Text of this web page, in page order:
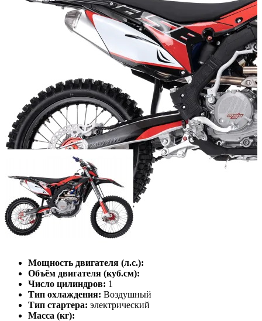
Мощность двигателя (л.с.):
Объём двигателя (куб.см):
Число цилиндров: 1
Тип охлаждения: Воздушный
Тип стартера: электрический
Масса (кг):